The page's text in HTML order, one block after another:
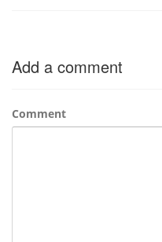
Add a comment
Comment